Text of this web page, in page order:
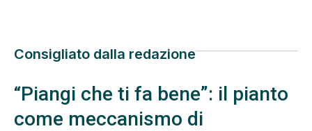
Consigliato dalla redazione
“Piangi che ti fa bene”: il pianto
come meccanismo di